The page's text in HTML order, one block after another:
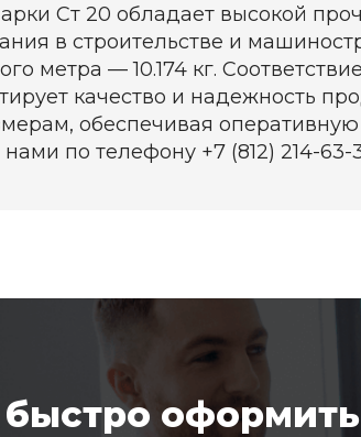
Ст 20 обладает высокой
в строительстве и
метра — 10.174 кг.
качество и надежность
обеспечивая оперативную
по телефону +7 (812) 214-63-